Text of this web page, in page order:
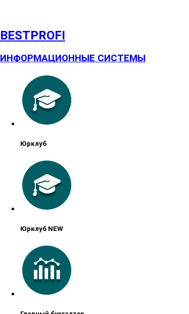
BESTPROFI
ИНФОРМАЦИОННЫЕ СИСТЕМЫ
Юрклуб
Юрклуб NEW